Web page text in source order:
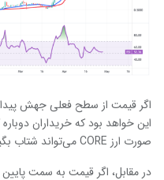
این خواهد بود که خریداران
صورت ارز CORE می‌تواند شتاب بگیرد و به سمت ۴ دلار حرکت کند.